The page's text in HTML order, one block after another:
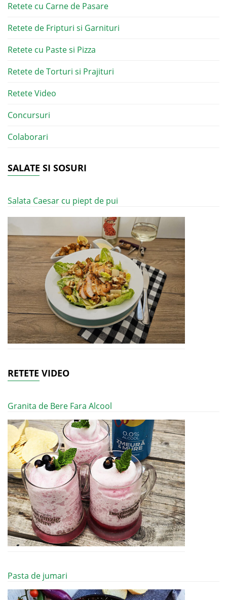
Retete cu Carne de Pasare
Retete de Fripturi si Garnituri
Retete cu Paste si Pizza
Retete de Torturi si Prajituri
Retete Video
Concursuri
Colaborari
SALATE SI SOSURI
Salata Caesar cu piept de pui
RETETE VIDEO
Granita de Bere Fara Alcool
Pasta de jumari